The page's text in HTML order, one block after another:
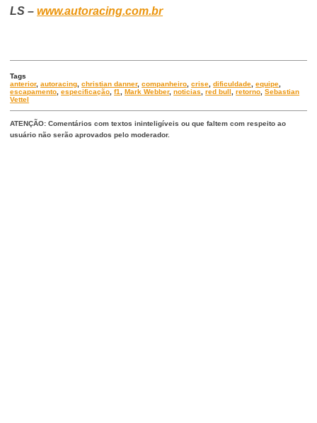
LS –www.autoracing.com.br
Tags
anterior,autoracing ,christian danner,companheiro ,crise ,dificuldade ,equipe
escapamento ,especificação ,f1 ,Mark Webber,noticias ,red bull ,retorno ,Sebastian
Vettel
ATENÇÃO: Comentários com textos ininteligíveis ou que faltem com respeito ao
usuário não serão aprovados pelo moderador.